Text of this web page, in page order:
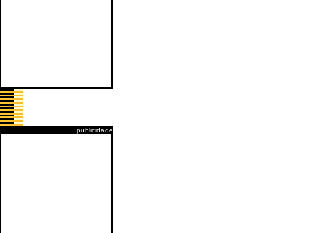
publicidade